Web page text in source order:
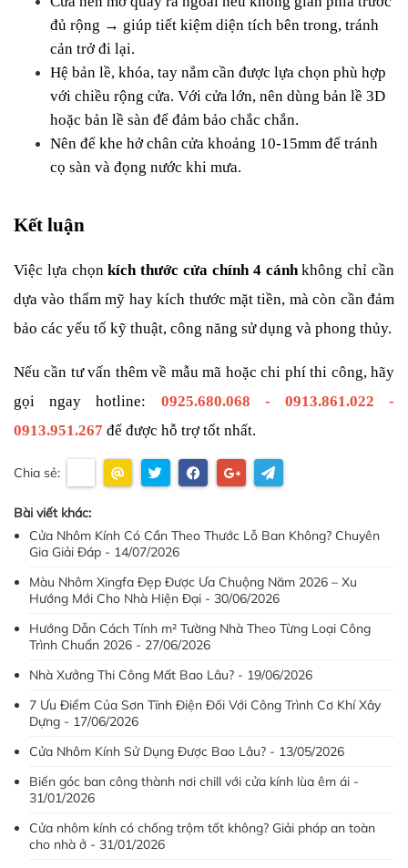
đủ rộng → giúp tiết kiệm diện tích bên trong, tránh
cản trở đi lại.
Hệ bản lề, khóa, tay nắm cần được lựa chọn phù hợp
với chiều rộng cửa. Với cửa lớn, nên dùng bản lề 3D
hoặc bản lề sàn để đảm bảo chắc chắn.
Nên để khe hở chân cửa khoảng 10-15mm để tránh
cọ sàn và đọng nước khi mưa.
Kết luận
Việc lựa chọn kích thước cửa chính 4 cánh không chỉ cần
dựa vào thẩm mỹ hay kích thước mặt tiền, mà còn cần đảm
bảo các yếu tố kỹ thuật, công năng sử dụng và phong thủy.
Nếu cần tư vấn thêm về mẫu mã hoặc chi phí thi công, hãy
gọi ngay hotline: 0925.680.068 - 0913.861.022 -
0913.951.267 để được hỗ trợ tốt nhất.
Chia sẻ:
Bài viết khác:
Cửa Nhôm Kính Có Cần Theo Thước Lỗ Ban Không? Chuyên
Gia Giải Đáp - 14/07/2026
Màu Nhôm Xingfa Đẹp Được Ưa Chuộng Năm 2026 – Xu
Hướng Mới Cho Nhà Hiện Đại - 30/06/2026
Hướng Dẫn Cách Tính m² Tường Nhà Theo Từng Loại Công
Trình Chuẩn 2026 - 27/06/2026
Nhà Xưởng Thi Công Mất Bao Lâu? - 19/06/2026
7 Ưu Điểm Của Sơn Tĩnh Điện Đối Với Công Trình Cơ Khí Xây
Dựng - 17/06/2026
Cửa Nhôm Kính Sử Dụng Được Bao Lâu? - 13/05/2026
Biến góc ban công thành nơi chill với cửa kính lùa êm ái -
31/01/2026
Cửa nhôm kính có chống trộm tốt không? Giải pháp an toàn
cho nhà ở - 31/01/2026